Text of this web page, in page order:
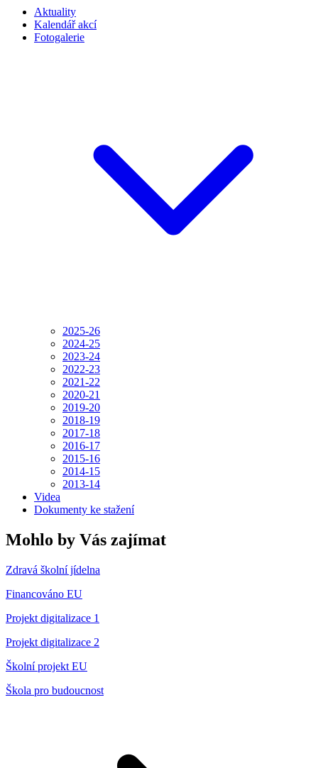
Aktuality
Kalendář akcí
Fotogalerie
2025-26
2024-25
2023-24
2022-23
2021-22
2020-21
2019-20
2018-19
2017-18
2016-17
2015-16
2014-15
2013-14
Videa
Dokumenty ke stažení
Mohlo by Vás zajímat
Zdravá školní jídelna
Financováno EU
Projekt digitalizace 1
Projekt digitalizace 2
Školní projekt EU
Škola pro budoucnost